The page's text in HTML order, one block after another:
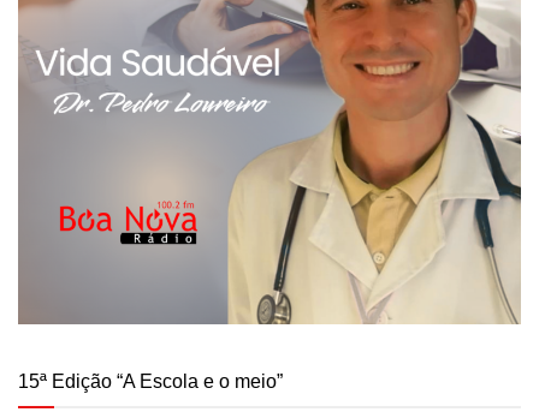
15ª Edição “A Escola e o meio”